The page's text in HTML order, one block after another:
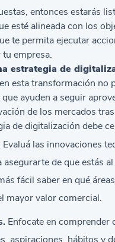
entonces estarás
esté alineada con los
te permita ejecutar
empresa.
estrategia de
esta transformación no
ayuden a seguir
de los mercados
de digitalización debe
Evaluá las innovaciones
asegurarte de que estás
fácil saber en qué
mayor valor comercial.
Enfocate en comprender